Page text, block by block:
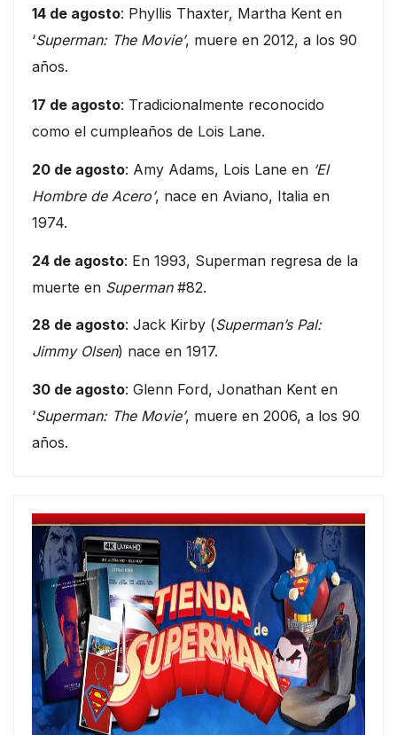
14 de agosto: Phyllis Thaxter, Martha Kent en
‘Superman: The Movie’, muere en 2012, a los 90
años.
17 de agosto: Tradicionalmente reconocido
como el cumpleaños de Lois Lane.
20 de agosto: Amy Adams, Lois Lane en ‘El
Hombre de Acero’, nace en Aviano, Italia en
1974.
24 de agosto: En 1993, Superman regresa de la
muerte en Superman#82.
28 de agosto: Jack Kirby (Superman’s Pal:
Jimmy Olsen) nace en 1917.
30 de agosto: Glenn Ford, Jonathan Kent en
‘Superman: The Movie’, muere en 2006, a los 90
años.